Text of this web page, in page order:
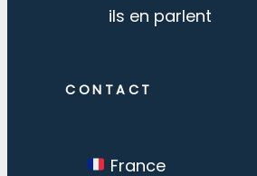
ils en parlent
CONTACT
France